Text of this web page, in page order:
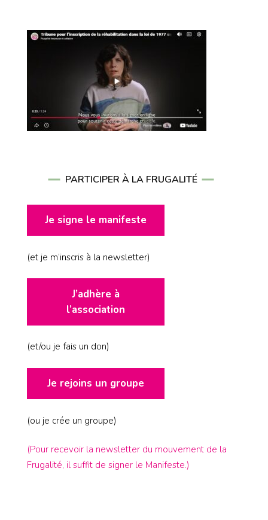
PARTICIPER À LA FRUGALITÉ
Je signe le manifeste
(et je m’inscris à la newsletter)
J’adhère à
l’association
(et/ou je fais un don)
Je rejoins un groupe
(ou je crée un groupe)
(Pour recevoir la newsletter du mouvement de la
Frugalité, il suffit de signer le Manifeste.)